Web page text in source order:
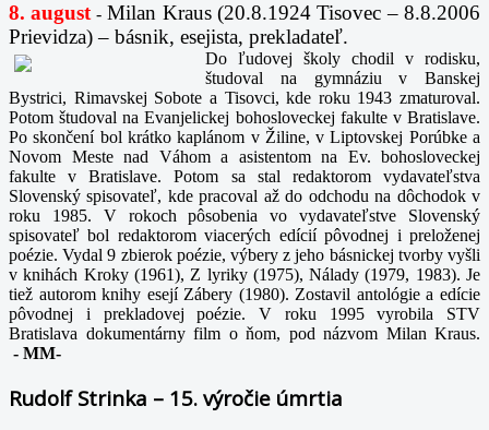
8. august -Milan Kraus (20.8.1924 Tisovec – 8.8.2006
Prievidza) – básnik, esejista, prekladateľ.
Do ľudovej školy chodil v rodisku,
študoval na gymnáziu v Banskej
Bystrici, Rimavskej Sobote a Tisovci, kde roku 1943 zmaturoval.
Potom študoval na Evanjelickej bohosloveckej fakulte v Bratislave.
Po skončení bol krátko kaplánom v Žiline, v Liptovskej Porúbke a
Novom Meste nad Váhom a asistentom na Ev. bohosloveckej
fakulte v Bratislave. Potom sa stal redaktorom vydavateľstva
Slovenský spisovateľ, kde pracoval až do odchodu na dôchodok v
roku 1985. V rokoch pôsobenia vo vydavateľstve Slovenský
spisovateľ bol redaktorom viacerých edícií pôvodnej i preloženej
poézie. Vydal 9 zbierok poézie, výbery z jeho básnickej tvorby vyšli
v knihách Kroky (1961), Z lyriky (1975), Nálady (1979, 1983). Je
tiež autorom knihy esejí Zábery (1980). Zostavil antológie a edície
pôvodnej i prekladovej poézie. V roku 1995 vyrobila STV
Bratislava dokumentárny film o ňom, pod názvom Milan Kraus.
- MM-
Rudolf Strinka – 15. výročie úmrtia